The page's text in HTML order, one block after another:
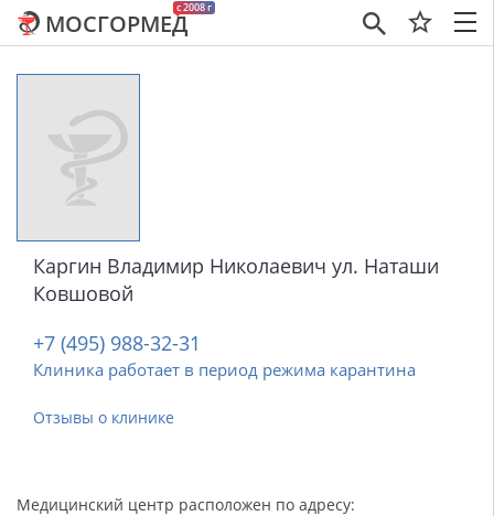
×
c 2008 г
МОСГОРМЕД
Каргин Владимир Николаевич ул. Наташи
Ковшовой
+7 (495) 988-32-31
Клиника работает в период режима карантина
Отзывы о клинике
Медицинский центр расположен по адресу: